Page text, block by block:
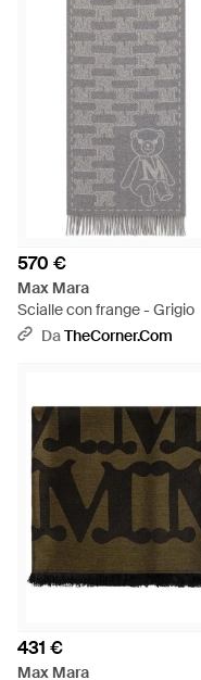
570 €
Max Mara
Scialle con frange - Grigio
DaTheCorner.com
431 €
Max Mara